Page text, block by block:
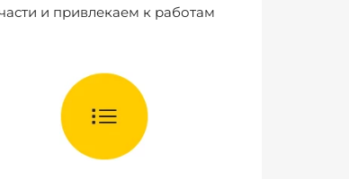
и привлекаем к работам